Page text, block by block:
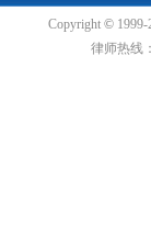
Copyright ©
律师热线